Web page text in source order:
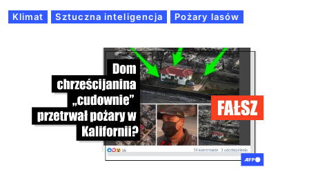
Klimat Sztuczna inteligencja Pożary lasów